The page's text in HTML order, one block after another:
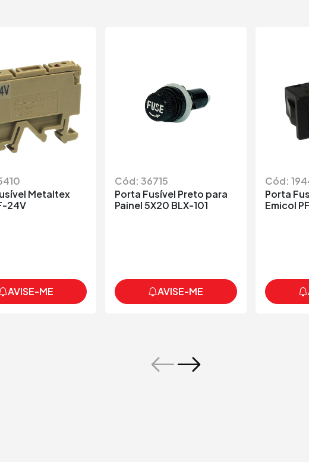
Metaltex
24V
AVISE-ME
Cód: 36715
Porta Fusível Preto para
Painel 5X20 BLX-101
AVISE-ME
Cód:
Porta
Emicol